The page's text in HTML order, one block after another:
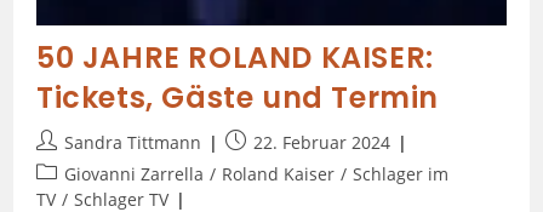
50 JAHRE ROLAND KAISER:
Tickets, Gäste und Termin
Sandra Tittmann
22. Februar 2024
Giovanni Zarrella / Roland Kaiser / Schlager im
TV / Schlager TV